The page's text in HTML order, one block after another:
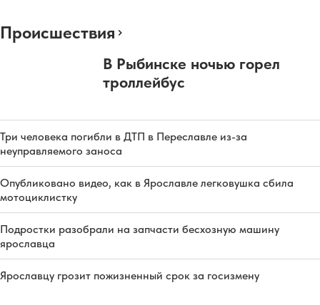
Происшествия
В Рыбинске ночью горел
троллейбус
Три человека погибли в ДТП в Переславле из-за
неуправляемого заноса
Опубликовано видео, как в Ярославле легковушка сбила
мотоциклистку
Подростки разобрали на запчасти бесхозную машину
ярославца
Ярославцу грозит пожизненный срок за госизмену